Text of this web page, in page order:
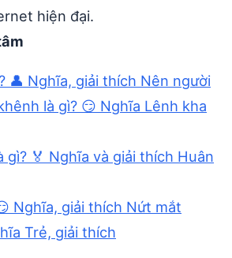
hiện đại.
👤 Nghĩa, giải thích Nên người
là gì? 😏 Nghĩa Lênh kha
gì? 🏅 Nghĩa và giải thích Huân
Nghĩa, giải thích Nứt mắt
Trẻ, giải thích